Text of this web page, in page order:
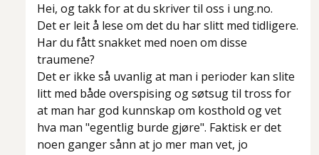
Hei, og takk for at du skriver til oss i ung.no.
Det er leit å lese om det du har slitt med tidligere.
Har du fått snakket med noen om disse
traumene?
Det er ikke så uvanlig at man i perioder kan slite
litt med både overspising og søtsug til tross for
at man har god kunnskap om kosthold og vet
hva man "egentlig burde gjøre". Faktisk er det
noen ganger sånn at jo mer man vet, jo